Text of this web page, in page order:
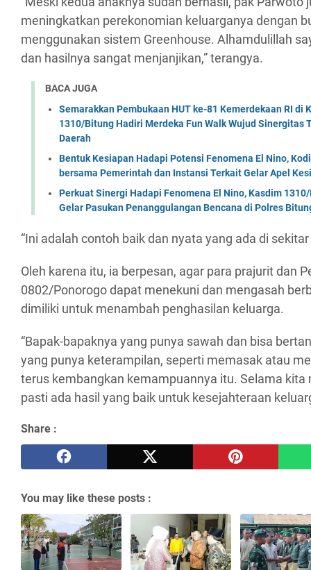
meningkatkan perekonomian keluarganya dengan
menggunakan sistem Greenhouse. Alhamdulillah
dan hasilnya sangat menjanjikan,” terangya.
BACA JUGA
Semarakkan Pembukaan HUT ke-81 Kemerdekaan RI di
1310/Bitung Hadiri Merdeka Fun Walk Wujud Sinergitas
Daerah
Bentuk Kesiapan Hadapi Potensi Fenomena El Nino,
bersama Pemerintah dan Instansi Terkait Gelar Apel
Perkuat Sinergi Hadapi Fenomena El Nino, Kasdim
Gelar Pasukan Penanggulangan Bencana di Polres
“Ini adalah contoh baik dan nyata yang ada di
Oleh karena itu, ia berpesan, agar para prajurit dan
0802/Ponorogo dapat menekuni dan mengasah
dimiliki untuk menambah penghasilan keluarga.
“Bapak-bapaknya yang punya sawah dan bisa
yang punya keterampilan, seperti memasak atau
terus kembangkan kemampuannya itu. Selama kita
pasti ada hasil yang baik untuk kesejahteraan
Share :
You may like these posts :